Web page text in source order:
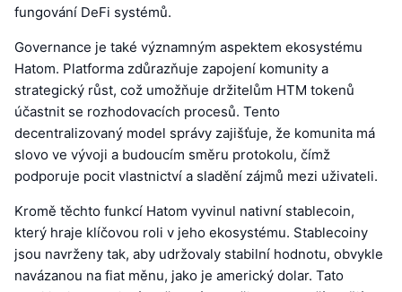
fungování DeFi systémů.
Governance je také významným aspektem ekosystému
Hatom. Platforma zdůrazňuje zapojení komunity a
strategický růst, což umožňuje držitelům HTM tokenů
účastnit se rozhodovacích procesů. Tento
decentralizovaný model správy zajišťuje, že komunita má
slovo ve vývoji a budoucím směru protokolu, čímž
podporuje pocit vlastnictví a sladění zájmů mezi uživateli.
Kromě těchto funkcí Hatom vyvinul nativní stablecoin,
který hraje klíčovou roli v jeho ekosystému. Stablecoiny
jsou navrženy tak, aby udržovaly stabilní hodnotu, obvykle
navázanou na fiat měnu, jako je americký dolar. Tato